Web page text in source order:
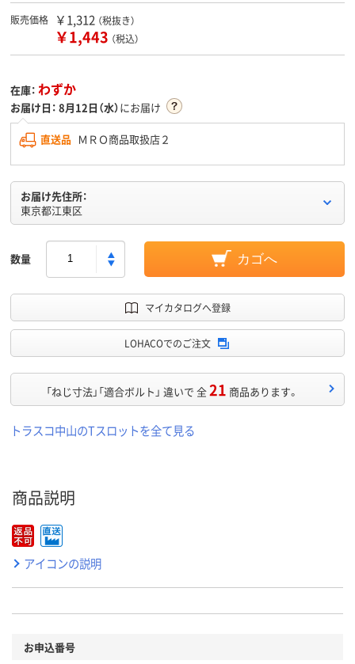
販売価格 ￥1,312 （税抜き）
￥1,443 （税込）
在庫： わずか
お届け日： 8月12日（水）にお届け
直送品 ＭＲＯ商品取扱店２
お届け先住所：
東京都江東区
数量 カゴへ
マイカタログへ登録
LOHACOでのご注文
「ねじ寸法」「適合ボルト」 違いで 全21 商品あります。
トラスコ中山のTスロットを全て見る
商品説明
アイコンの説明
お申込番号